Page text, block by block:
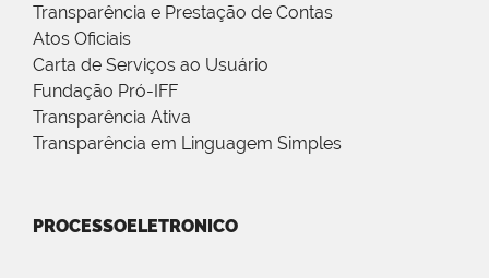
Transparência e Prestação de Contas
Atos Oficiais
Carta de Serviços ao Usuário
Fundação Pró-IFF
Transparência Ativa
Transparência em Linguagem Simples
PROCESSOELETRONICO